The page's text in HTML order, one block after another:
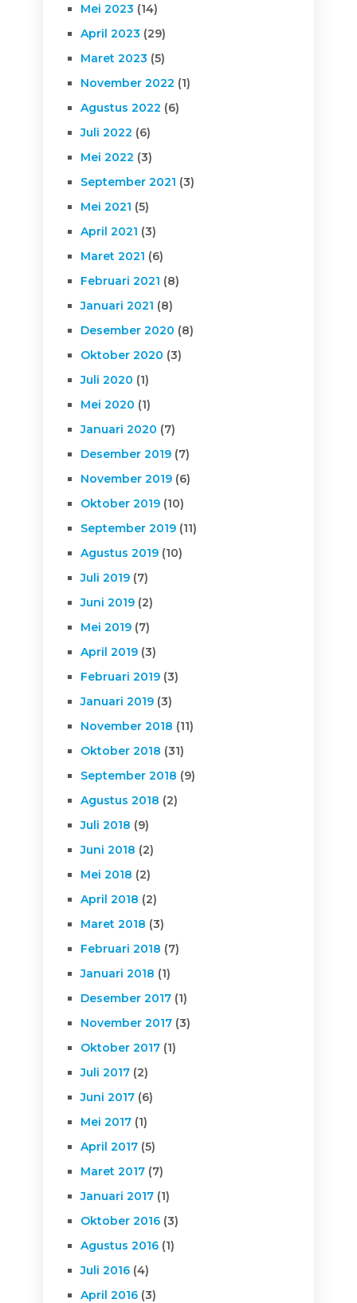
Mei 2023 (14)
April 2023 (29)
Maret 2023 (5)
November 2022 (1)
Agustus 2022 (6)
Juli 2022 (6)
Mei 2022 (3)
September 2021 (3)
Mei 2021 (5)
April 2021 (3)
Maret 2021 (6)
Februari 2021 (8)
Januari 2021 (8)
Desember 2020 (8)
Oktober 2020 (3)
Juli 2020 (1)
Mei 2020 (1)
Januari 2020 (7)
Desember 2019(7)
November 2019(6)
Oktober 2019(10)
September 2019(11)
Agustus 2019(10)
Juli 2019(7)
Juni 2019(2)
Mei 2019(7)
April 2019(3)
Februari 2019(3)
Januari 2019(3)
November 2018 (11)
Oktober 2018 (31)
September 2018 (9)
Agustus 2018 (2)
Juli 2018 (9)
Juni 2018 (2)
Mei 2018 (2)
April 2018 (2)
Maret 2018 (3)
Februari 2018 (7)
Januari 2018 (1)
Desember 2017(1)
November 2017(3)
Oktober 2017(1)
Juli 2017(2)
Juni 2017(6)
Mei 2017(1)
April 2017(5)
Maret 2017(7)
Januari 2017(1)
Oktober 2016(3)
Agustus 2016(1)
Juli 2016(4)
April 2016(3)